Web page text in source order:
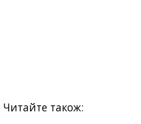
Читайте також: